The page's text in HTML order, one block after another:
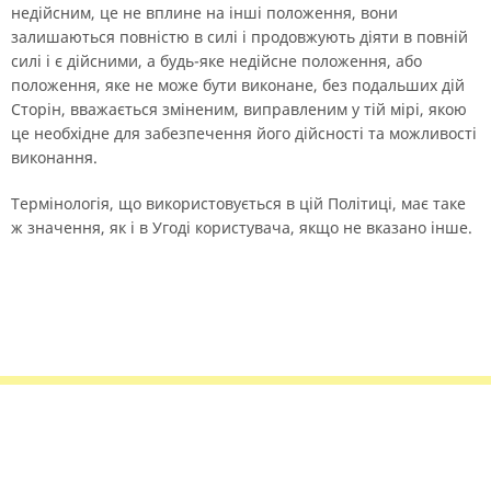
недійсним, це не вплине на інші положення, вони
залишаються повністю в силі і продовжують діяти в повній
силі і є дійсними, а будь-яке недійсне положення, або
положення, яке не може бути виконане, без подальших дій
Сторін, вважається зміненим, виправленим у тій мірі, якою
це необхідне для забезпечення його дійсності та можливості
виконання.
Термінологія, що використовується в цій Політиці, має таке
ж значення, як і в Угоді користувача, якщо не вказано інше.